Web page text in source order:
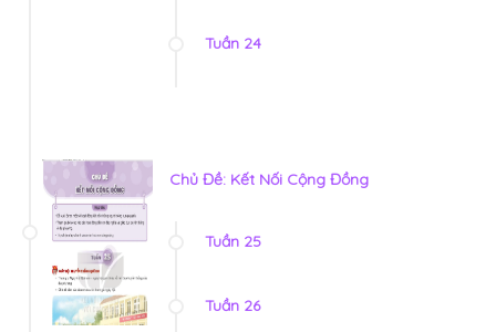
Tuần 24
Chủ Đề: Kết Nối Cộng Đồng
Tuần 25
Tuần 26